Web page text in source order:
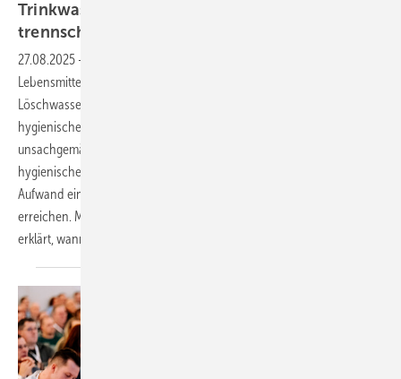
Trinkwasser und Brandschutz – eine
trennscharfe
27.08.2025 -
Lebensmittel – doch genau an der Schnittstelle zur
Löschwassertechnik lauert ein nicht zu unterschätzendes
hygienisches Risiko. In der Praxis finden sich immer wieder
unsachgemäße Anschlüsse, bei denen stagnierendes Löschwasser
hygienische Risiken erzeugt. Dabei lässt sich mit überschaubarem
Aufwand ein technisch sicherer und norm­gerechter Zustand
erreichen. Manuel Cirkel erläutert die zentralen Anforderungen und
erklärt, wann und warum Bestandsanlagen ein Update